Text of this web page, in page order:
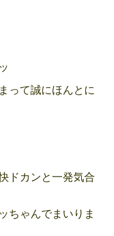
って誠にほんとに
ドカンと一発気合
ちゃんでまいりま